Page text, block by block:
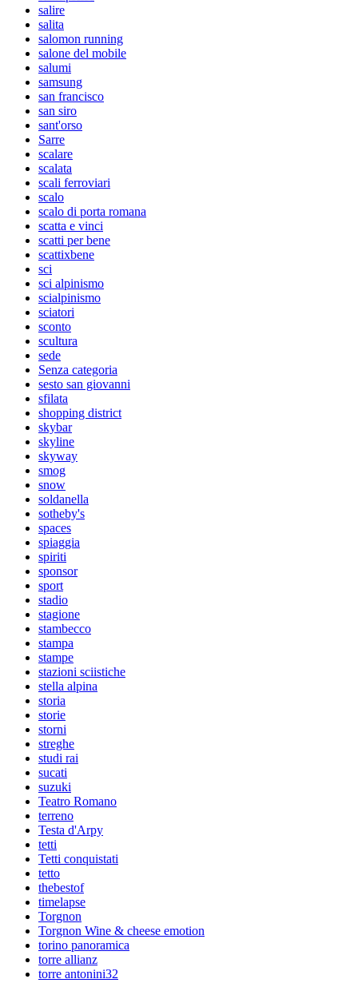
salire
salita
salomon running
salone del mobile
salumi
samsung
san francisco
san siro
sant'orso
Sarre
scalare
scalata
scali ferroviari
scalo
scalo di porta romana
scatta e vinci
scatti per bene
scattixbene
sci
sci alpinismo
scialpinismo
sciatori
sconto
scultura
sede
Senza categoria
sesto san giovanni
sfilata
shopping district
skybar
skyline
skyway
smog
snow
soldanella
sotheby's
spaces
spiaggia
spiriti
sponsor
sport
stadio
stagione
stambecco
stampa
stampe
stazioni sciistiche
stella alpina
storia
storie
storni
streghe
studi rai
sucati
suzuki
Teatro Romano
terreno
Testa d'Arpy
tetti
Tetti conquistati
tetto
thebestof
timelapse
Torgnon
Torgnon Wine & cheese emotion
torino panoramica
torre allianz
torre antonini32